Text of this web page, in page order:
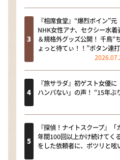
『相席食堂』“爆烈ボイン”元
NHK女性アナ、セクシー水着
＆規格外グッズ公開！ 千鳥“
ょっと待てぃ！！”ボタン連打
『旅サラダ』初ゲスト女優
ハンパない」の声！ “15年ぶ
『探偵！ナイトスクープ』
年間100回以上かけ続けてく
をした依頼者に、ポツリと